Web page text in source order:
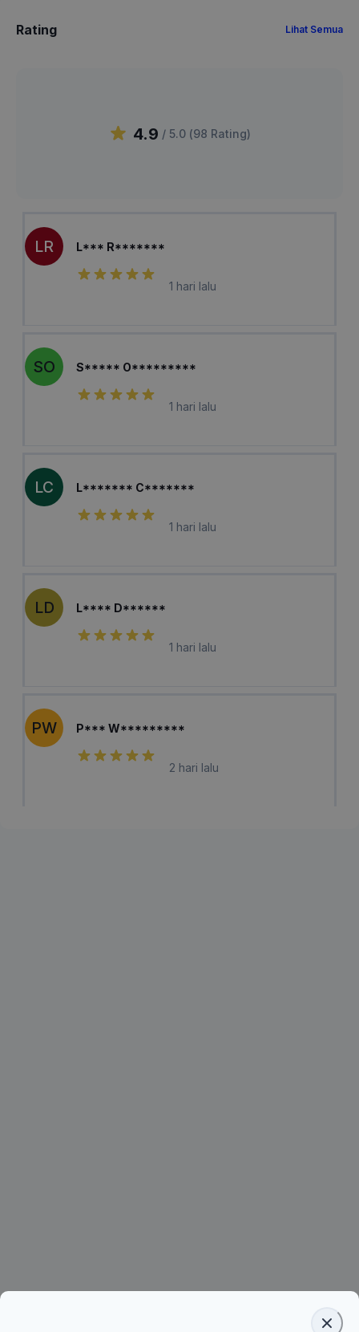
Rating Lihat Semua
4.9 / 5.0 (98 Rating)
LR L*** R*******
1 hari lalu
SO S***** O*********
1 hari lalu
LC L******* C*******
1 hari lalu
LD L**** D******
1 hari lalu
PW P*** W*********
2 hari lalu